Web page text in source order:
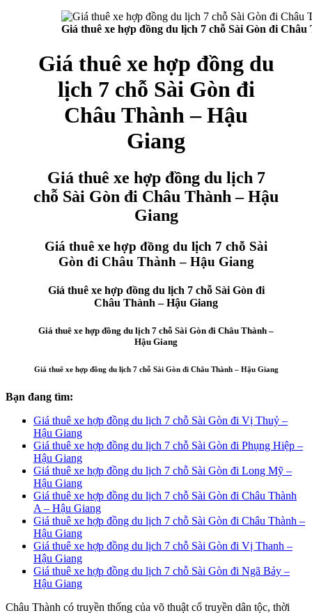
Giá thuê xe hợp đồng du lịch 7 chỗ Sài Gòn đi
Giá thuê xe hợp đồng du
lịch 7 chỗ Sài Gòn đi
Châu Thành – Hậu
Giang
Giá thuê xe hợp đồng du lịch 7
chỗ Sài Gòn đi Châu Thành – Hậu
Giang
Giá thuê xe hợp đồng du lịch 7 chỗ Sài
Gòn đi Châu Thành – Hậu Giang
Giá thuê xe hợp đồng du lịch 7 chỗ Sài Gòn đi
Châu Thành – Hậu Giang
Giá thuê xe hợp đồng du lịch 7 chỗ Sài Gòn đi Châu Thành –
Hậu Giang
Giá thuê xe hợp đồng du lịch 7 chỗ Sài Gòn đi Châu Thành – Hậu Giang
Bạn đang tìm:
Giá thuê xe hợp đồng du lịch 7 chỗ Sài Gòn đi Vị Thuỷ –
Hậu Giang
Giá thuê xe hợp đồng du lịch 7 chỗ Sài Gòn đi Phụng Hiệp –
Hậu Giang
Giá thuê xe hợp đồng du lịch 7 chỗ Sài Gòn đi Long Mỹ –
Hậu Giang
Giá thuê xe hợp đồng du lịch 7 chỗ Sài Gòn đi Châu Thành
A – Hậu Giang
Giá thuê xe hợp đồng du lịch 7 chỗ Sài Gòn đi Châu Thành –
Hậu Giang
Giá thuê xe hợp đồng du lịch 7 chỗ Sài Gòn đi Vị Thanh –
Hậu Giang
Giá thuê xe hợp đồng du lịch 7 chỗ Sài Gòn đi Ngã Bảy –
Hậu Giang
Châu Thành có truyền thống của võ thuật cổ truyền dân tộc, thời